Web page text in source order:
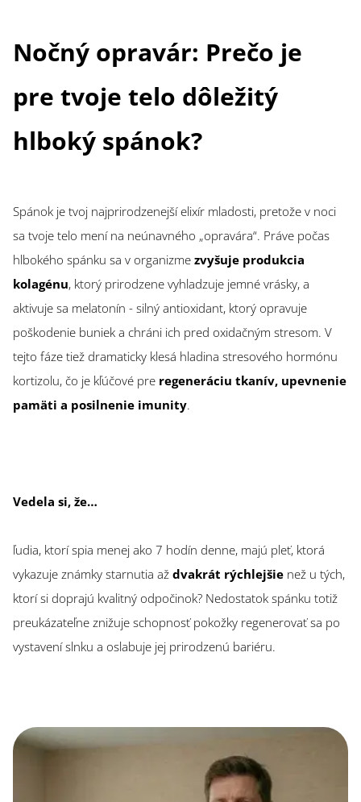
Nočný opravár: Prečo je
pre tvoje telo dôležitý
hlboký spánok?
Spánok je tvoj najprirodzenejší elixír mladosti, pretože v noci
sa tvoje telo mení na neúnavného „opravára“. Práve počas
hlbokého spánku sa v organizme zvyšuje produkcia
kolagénu, ktorý prirodzene vyhladzuje jemné vrásky, a
aktivuje sa melatonín - silný antioxidant, ktorý opravuje
poškodenie buniek a chráni ich pred oxidačným stresom. V
tejto fáze tiež dramaticky klesá hladina stresového hormónu
kortizolu, čo je kľúčové pre regeneráciu tkanív, upevnenie
pamäti a posilnenie imunity.
Vedela si, že…
ľudia, ktorí spia menej ako 7 hodín denne, majú pleť, ktorá
vykazuje známky starnutia až dvakrát rýchlejšie než u tých,
ktorí si doprajú kvalitný odpočinok? Nedostatok spánku totiž
preukázateľne znižuje schopnosť pokožky regenerovať sa po
vystavení slnku a oslabuje jej prirodzenú bariéru.